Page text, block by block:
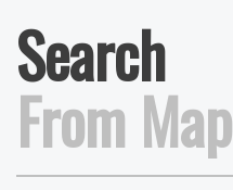
Search
From Map